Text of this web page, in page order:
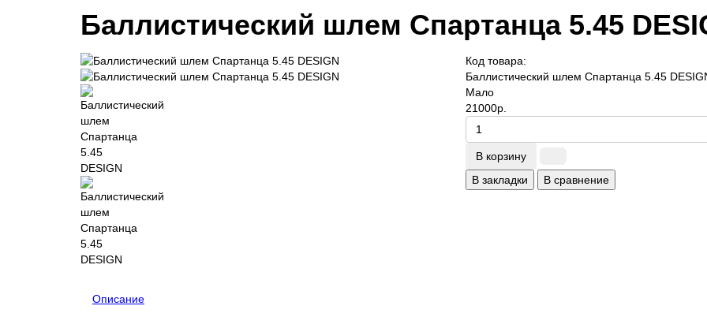
Баллистический шлем Спартанца 5.45
Код товара:
Баллистический шлем Спартанца 5.45
Мало
21000р.
В корзину
В закладки
В сравнение
Описание